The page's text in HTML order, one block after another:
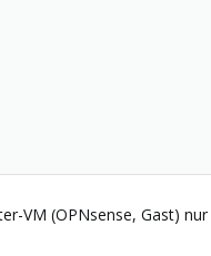
VM (OPNsense, Gast)